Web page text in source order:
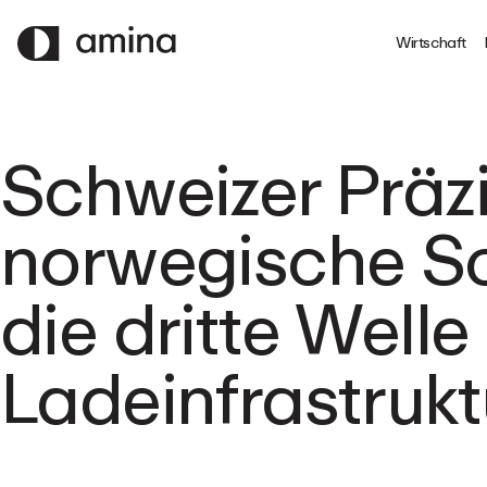
HAUPTINHALT
SPRINGEN Wirtschaft
Schweizer
norwegische
die dritte